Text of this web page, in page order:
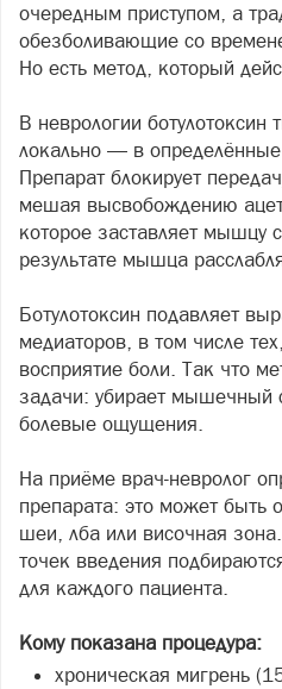
очередным приступом, а
обезболивающие со
Но есть метод, который
В неврологии ботулотоксин
локально — в
Препарат блокирует
мешая высвобождению
которое заставляет мышцу
результате мышца
Ботулотоксин подавляет
медиаторов, в том числе
восприятие боли. Так что
задачи: убирает мышечный
болевые ощущения.
На приёме врач-невролог
препарата: это может быть
шеи, лба или височная
точек введения
для каждого пациента.
Кому показана процедура:
хроническая мигрень